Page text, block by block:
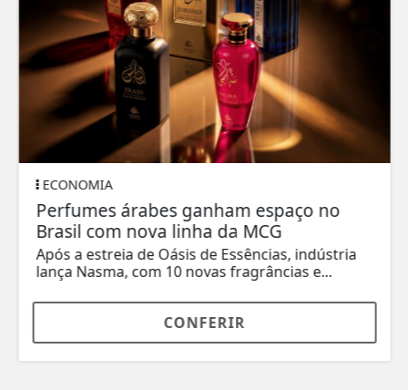
ECONOMIA
Perfumes árabes ganham espaço no
Brasil com nova linha da MCG
Após a estreia de Oásis de Essências, indústria
lança Nasma, com 10 novas fragrâncias e...
CONFERIR